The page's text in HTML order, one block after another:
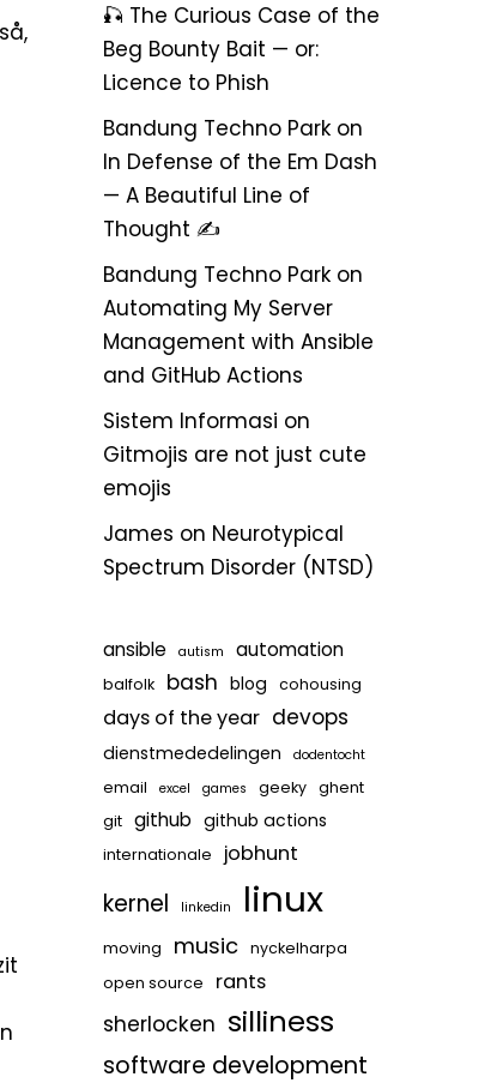
🎣 The Curious Case of the
Beg Bounty Bait — or:
Licence to Phish
Bandung Techno Parkon
In Defense of the Em Dash
— A Beautiful Line of
Thought ✍️
Bandung Techno Parkon
Automating My Server
Management with Ansible
and GitHub Actions
Sistem Informasi on
Gitmojis are not just cute
emojis
James on Neurotypical
Spectrum Disorder (NTSD)
ansible autism automation
balfolk bash blog cohousing
days of the year devops
dienstmededelingen dodentocht
email excel games geeky
ghent
git
github github actions
internationale jobhunt
kernel linkedin linux
moving music
nyckelharpa
open source
rants
sherlocken silliness
software development